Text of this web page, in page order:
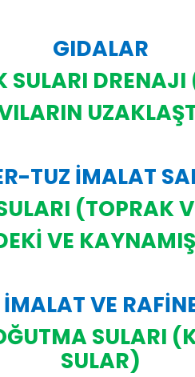
GIDALAR
SULARI DRENAJI
TUZ İMALAT
(TOPRAK
VE
VE
SULARI
SULAR)